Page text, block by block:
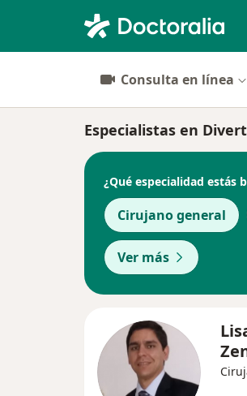
Consulta en línea
Especialistas en
¿Qué especialidad estás
Cirujano general
Ver más